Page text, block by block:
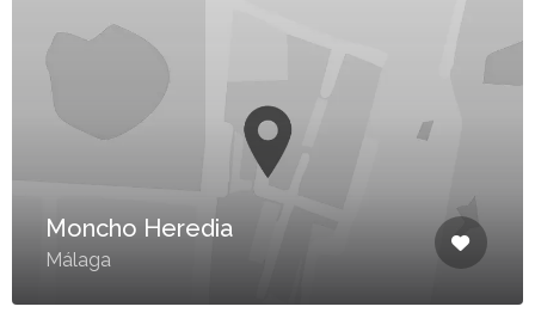
Moncho Heredia
Málaga